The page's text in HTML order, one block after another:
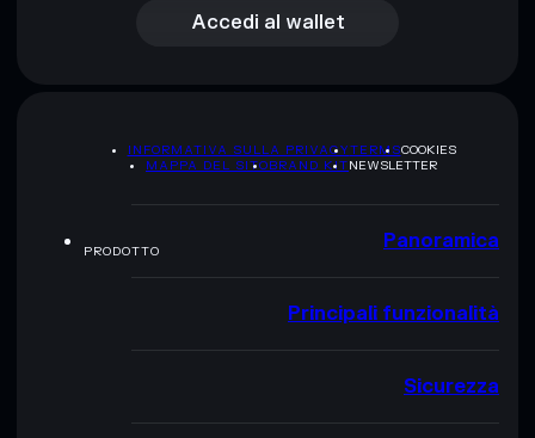
Accedi al wallet
INFORMATIVA SULLA PRIVACYTERMSCOOKIES
MAPPA DEL SITOBRAND KITNEWSLETTER
PRODOTTO Panoramica
Principali funzionalità
Sicurezza